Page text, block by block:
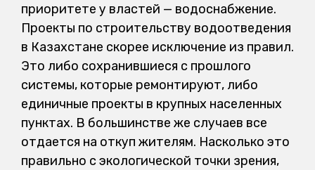
приоритете у властей — водоснабжение.
Проекты по строительству водоотведения
в Казахстане скорее исключение из правил.
Это либо сохранившиеся с прошлого
системы, которые ремонтируют, либо
единичные проекты в крупных населенных
пунктах. В большинстве же случаев все
отдается на откуп жителям. Насколько это
правильно с экологической точки зрения,